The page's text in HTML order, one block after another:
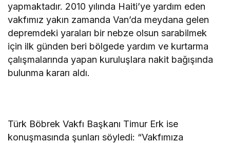
yapmaktadır. 2010 yılında Haiti’ye yardım eden
vakfımız yakın zamanda Van’da meydana gelen
depremdeki yaraları bir nebze olsun sarabilmek
için ilk günden beri bölgede yardım ve kurtarma
çalışmalarında yapan kuruluşlara nakit bağışında
bulunma kararı aldı.
Türk Böbrek Vakfı Başkanı Timur Erk ise
konuşmasında şunları söyledi: “Vakfımıza